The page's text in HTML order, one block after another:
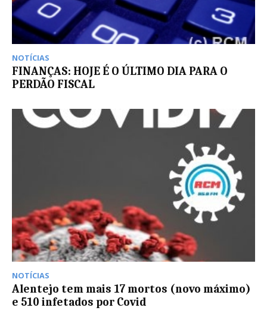
NOTÍCIAS
FINANÇAS: HOJE É O ÚLTIMO DIA PARA O
PERDÃO FISCAL
NOTÍCIAS
Alentejo tem mais 17 mortos (novo máximo)
e 510 infetados por Covid